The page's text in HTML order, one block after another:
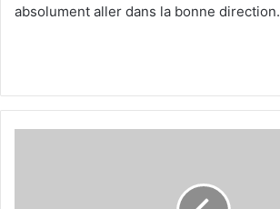
absolument aller dans la bonne direction.